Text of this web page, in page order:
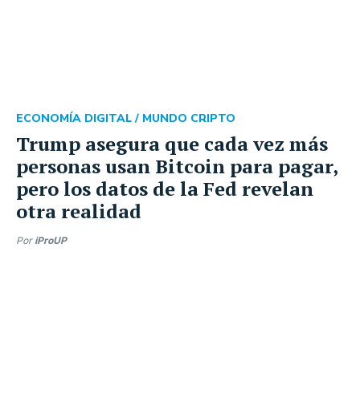
Trump asegura que cada vez más
personas usan Bitcoin para pagar,
pero los datos de la Fed revelan
otra realidad
ECONOMÍA DIGITAL / MUNDO CRIPTO
Por iProUP